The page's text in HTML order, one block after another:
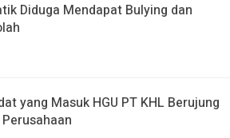
Diduga Mendapat Bulying dan
yang Masuk HGU PT KHL Berujung